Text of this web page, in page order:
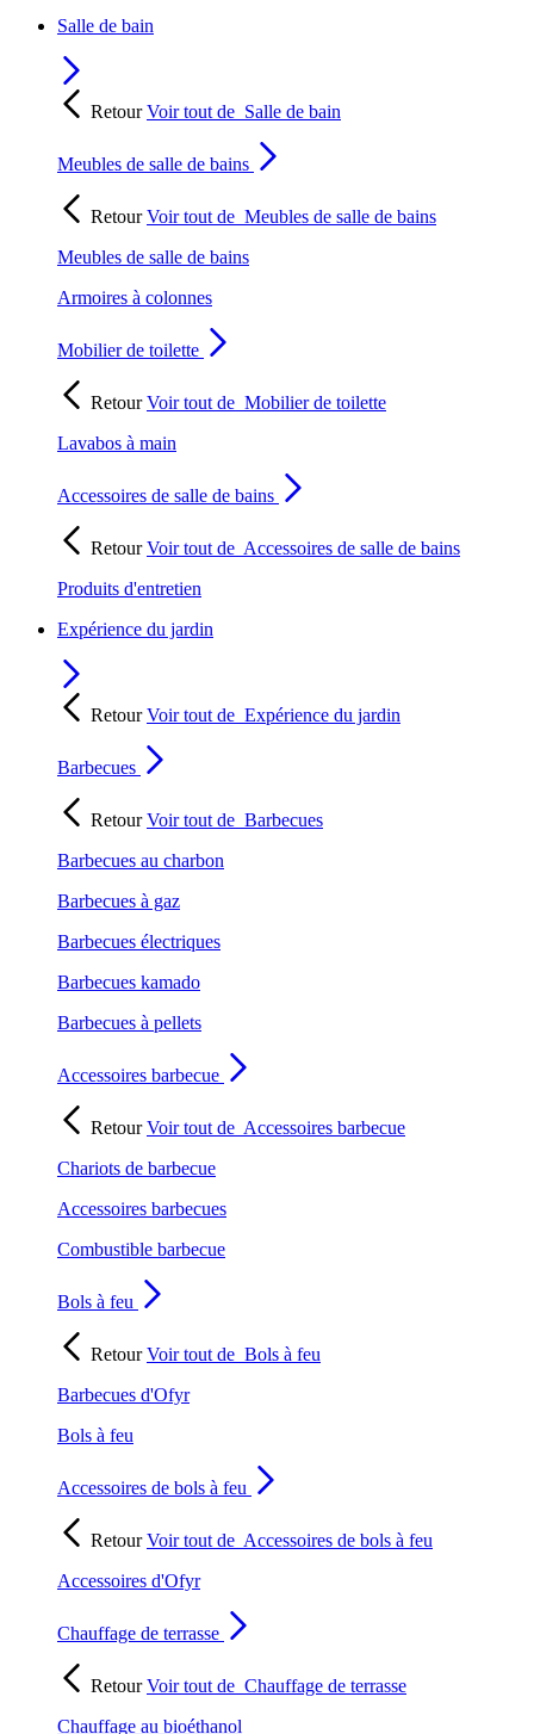
Salle de bain
RetourVoir tout de Salle de bain
Meubles de salle de bains
RetourVoir tout de Meubles de salle de bains
Meubles de salle de bains
Armoires à colonnes
Mobilier de toilette
RetourVoir tout de Mobilier de toilette
Lavabos à main
Accessoires de salle de bains
RetourVoir tout de Accessoires de salle de bains
Produits d'entretien
Expérience du jardin
RetourVoir tout de Expérience du jardin
Barbecues
RetourVoir tout de Barbecues
Barbecues au charbon
Barbecues à gaz
Barbecues électriques
Barbecues kamado
Barbecues à pellets
Accessoires barbecue
RetourVoir tout de Accessoires barbecue
Chariots de barbecue
Accessoires barbecues
Combustible barbecue
Bols à feu
RetourVoir tout de Bols à feu
Barbecues d'Ofyr
Bols à feu
Accessoires de bols à feu
RetourVoir tout de Accessoires de bols à feu
Accessoires d'Ofyr
Chauffage de terrasse
RetourVoir tout de Chauffage de terrasse
Chauffage au bioéthanol